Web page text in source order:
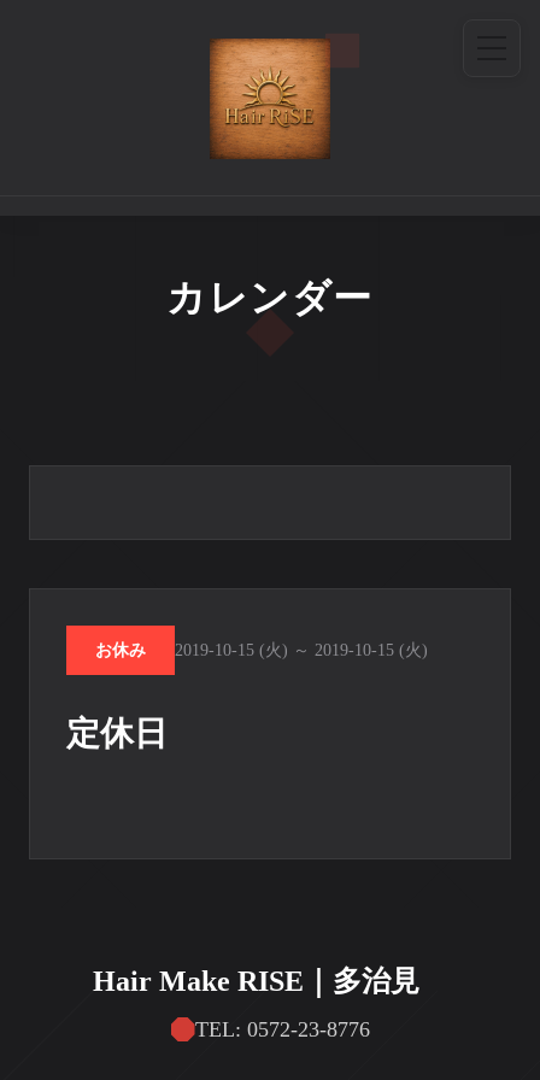
カレンダー
お休み 2019-10-15 (火) ～ 2019-10-15 (火)
定休日
Hair Make RISE｜多治見
TEL: 0572-23-8776